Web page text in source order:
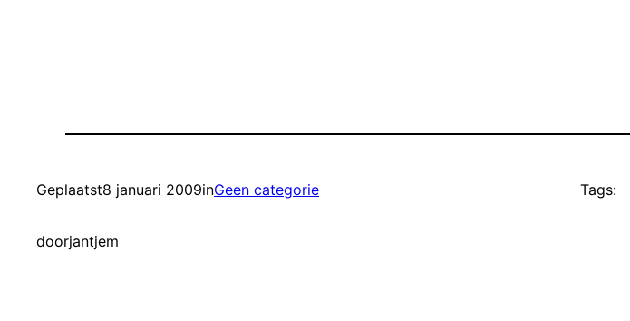
Geplaatst8 januari 2009inGeen categorie
doorjantjem
Tags: